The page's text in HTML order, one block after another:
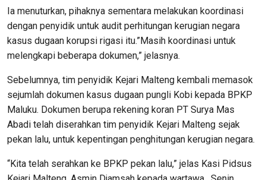
Ia menuturkan, pihaknya sementara melakukan koordinasi
dengan penyidik untuk audit perhitungan kerugian negara
kasus dugaan korupsi rigasi itu.”Masih koordinasi untuk
melengkapi beberapa dokumen,” jelasnya.
Sebelumnya, tim penyidik Kejari Malteng kembali memasok
sejumlah dokumen kasus dugaan pungli Kobi kepada BPKP
Maluku. Dokumen berupa rekening koran PT Surya Mas
Abadi telah diserahkan tim penyidik Kejari Malteng sejak
pekan lalu, untuk kepentingan penghitungan kerugian negara.
“Kita telah serahkan ke BPKP pekan lalu,” jelas Kasi Pidsus